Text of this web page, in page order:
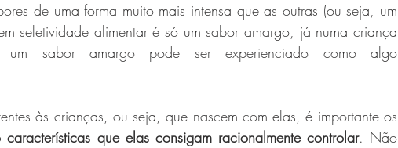
de uma forma muito mais intensa que as outras (ou seja, um
seletividade alimentar é só um sabor amargo, já numa criança
um sabor amargo pode ser experienciado como algo
às crianças, ou seja, que nascem com elas, é importante os
que elas consigam racionalmente controlar. Não